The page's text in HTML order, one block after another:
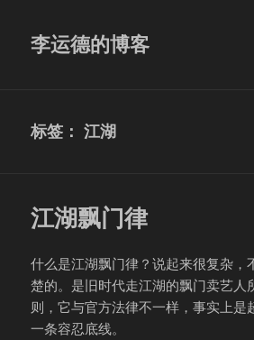
李运德的博客
标签：江湖
江湖飘门律
什么是江湖飘门律？说起来很复杂，
楚的。是旧时代走江湖的飘门卖艺人
则，它与官方法律不一样，事实上是
一条容忍底线。